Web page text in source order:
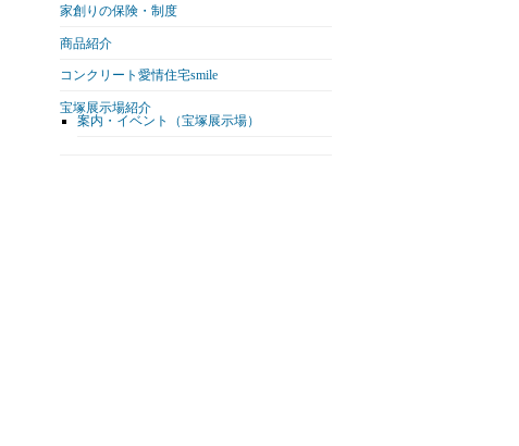
家創りの保険・制度
商品紹介
コンクリート愛情住宅smile
宝塚展示場紹介
案内・イベント（宝塚展示場）